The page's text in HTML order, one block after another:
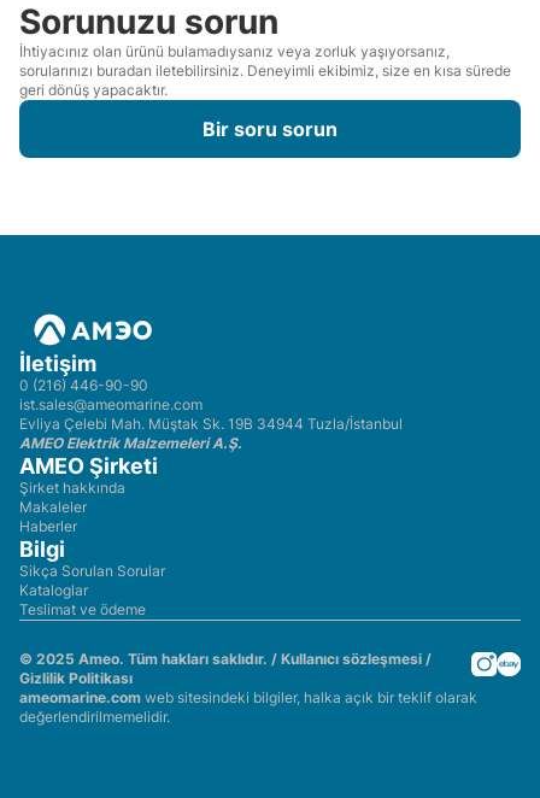
Sorunuzu sorun
İhtiyacınız olan ürünü bulamadıysanız veya zorluk yaşıyorsanız,
sorularınızı buradan iletebilirsiniz. Deneyimli ekibimiz, size en kısa sürede
geri dönüş yapacaktır.
Bir soru sorun
İletişim
0 (216) 446-90-90
ist.sales@ameomarine.com
Evliya Çelebi Mah. Müştak Sk. 19B 34944 Tuzla/İstanbul
AMEO Elektrik Malzemeleri A.Ş.
AMEO Şirketi
Şirket hakkında
Makaleler
Haberler
Bilgi
Sikça Sorulan Sorular
Kataloglar
Teslimat ve ödeme
© 2025 Ameo. Tüm hakları saklıdır. / Kullanıcı sözleşmesi /
Gizlilik Politikası
ameomarine.com web sitesindeki bilgiler, halka açık bir teklif olarak
değerlendirilmemelidir.